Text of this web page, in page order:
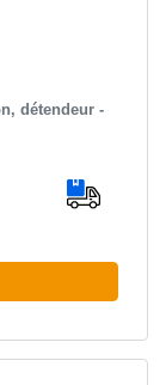
détendeur -